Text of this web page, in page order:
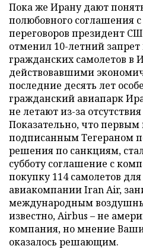
Пока же Ирану дают
полюбовного соглашения
переговоров президент
отменил 10-летний запрет
гражданских самолетов в
действовавшими
последние десять лет
гражданский авиапарк
не летают из-за
Показательно, что первым
подписанным Тегераном
решения по санкциям,
субботу соглашение с
покупку 114 самолетов
авиакомпании Iran Air,
международным
известно, Airbus – не
компания, но мнение
оказалось решающим.